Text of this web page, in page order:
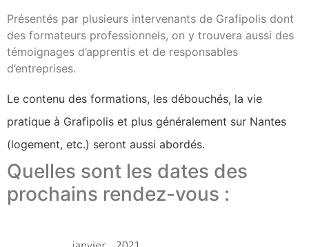
Présentés par plusieurs intervenants de Grafipolis dont
des formateurs professionnels, on y trouvera aussi des
témoignages d’apprentis et de responsables
d’entreprises.
Le contenu des formations, les débouchés, la vie
pratique à Grafipolis et plus généralement sur Nantes
(logement, etc.) seront aussi abordés.
Quelles sont les dates des
prochains rendez-vous :